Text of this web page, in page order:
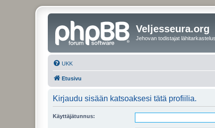
Veljesseura.org
Jehovan todistajat
UKK
Etusivu
Kirjaudu sisään katsoaksesi tätä profiilia.
Käyttäjätunnus: